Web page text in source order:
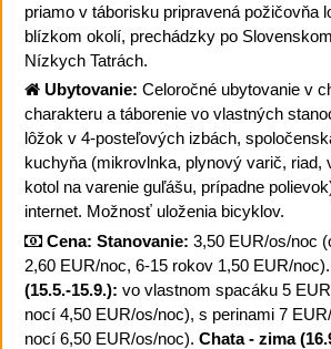
priamo v táborisku pripravená požičovňa
blízkom okolí, prechádzky po
Nízkych Tatrách.
Ubytovanie: Celoročné ubytovanie v
charakteru a táborenie vo vlastných
lôžok v 4-posteľových izbách,
kuchyňa (mikrovlnka, plynový varič, riad,
kotol na varenie guľášu, prípadne
internet. Možnosť uloženia bicyklov.
Cena: Stanovanie: 3,50 EUR/os/noc
2,60 EUR/noc, 6-15 rokov 1,50 EUR/noc).
(15.5.-15.9.): vo vlastnom spacáku 5
nocí 4,50 EUR/os/noc), s perinami 7
nocí 6,50 EUR/os/noc). Chata - zima